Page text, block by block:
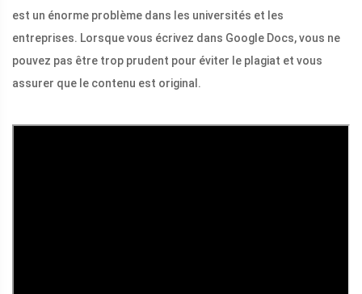
est un énorme problème dans les universités et les
entreprises. Lorsque vous écrivez dans Google Docs, vous ne
pouvez pas être trop prudent pour éviter le plagiat et vous
assurer que le contenu est original.